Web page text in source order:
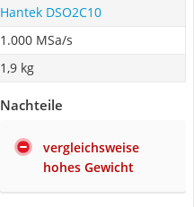
Hantek DSO2C10
1.000 MSa/s
1,9 kg
Nachteile
vergleichsweise
hohes Gewicht